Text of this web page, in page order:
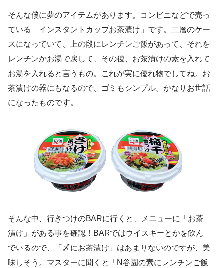
そんな僕に夢のアイテムがあります。コンビニなどで売っ
ている「インスタントカップお茶漬け」です。二層のケー
スになっていて、上の段にレンチンご飯があって、それを
レンチンかお湯で戻して、その後、お茶漬けの素を入れて
お湯を入れると言うもの。これが実に優れ物でしてね。お
茶漬けの器にもなるので、ゴミもシンプル。かなりお世話
になったものです。
そんな中、行きつけのBARに行くと、メニューに「お茶
漬け」がある事を確認！BARではウイスキーとかを飲ん
でいるので、「〆にお茶漬け」はあまりないのですが、美
味しそう。マスターに聞くと「N谷園の素にレンチンご飯